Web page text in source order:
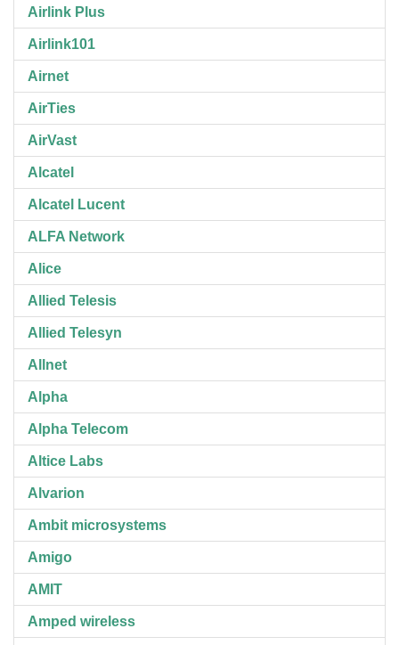
Airlink Plus
Airlink101
Airnet
AirTies
AirVast
Alcatel
Alcatel Lucent
ALFA Network
Alice
Allied Telesis
Allied Telesyn
Allnet
Alpha
Alpha Telecom
Altice Labs
Alvarion
Ambit microsystems
Amigo
AMIT
Amped wireless